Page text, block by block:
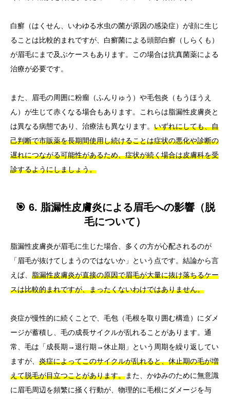
白癬（はくせん、いわゆる水虫の菌が原因の感染症）が顔に生じ
ることは比較的まれですが、白癬菌による頭部白癬（しらくも）
が眉毛にまで及ぶケースもあります。この場合は抗真菌薬による
治療が必要です。
また、眉毛の周囲に粉瘤（ふんりゅう）や毛包炎（もうほうえ
ん）が生じて赤くなる場合もあります。これらは脂漏性皮膚炎と
は異なる病態であり、治療法も異なります。 いずれにしても、自
己判断で市販薬を長期間使用し続けることは症状の悪化や診断の
遅れにつながる可能性があるため、症状が続く場合は皮膚科を受
診するようにしましょう。
🎯 6. 脂漏性皮膚炎による眉毛への影響（脱
毛について）
脂漏性皮膚炎が眉毛に生じた場合、多くの方が心配されるのが
「眉毛が抜けてしまうのではないか」という点です。結論から言
えば、 脂漏性皮膚炎が直接の原因で眉毛が大量に抜け落ちるケー
スは比較的まれですが、まったくないわけではありません。
炎症が慢性的に続くことで、毛包（毛根を取り囲む構造）にダメ
ージが蓄積し、毛の成長サイクルが乱れることがあります。通
常、毛は「成長期→退行期→休止期」という周期を繰り返してい
ますが、 炎症によってこのサイクルが乱れると、休止期の毛が増
えて脱毛が目立つことがあります。また、かゆみのために無意識
に眉毛周辺を頻繁に掻く行動が、物理的に毛根にダメージを与